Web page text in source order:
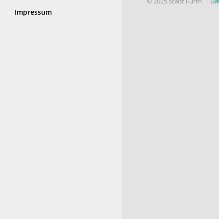
Impressum